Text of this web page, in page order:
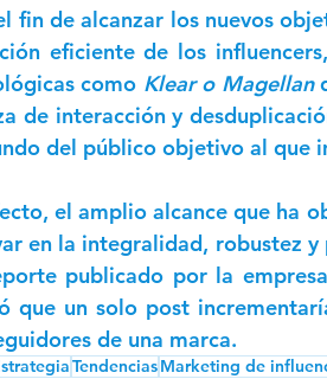
fin de alcanzar los nuevos
eficiente de los
como Klear o Magellan
de interacción y
del público objetivo al que
el amplio alcance que ha
en la integralidad, robustez
publicado por la
que un solo post
de una marca.
TendenciasMarketing de